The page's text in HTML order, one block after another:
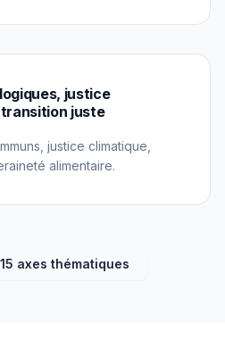
justice
juste
justice climatique,
alimentaire.
axes thématiques